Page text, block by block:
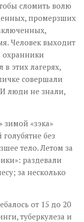
сломить волю
промерзших
Человек выходит
охранники
в этих лагерях,
совершали
люди не знали,
«зэка»
без
тело. Летом за
раздевали
за несколько
от 15 до 20
туберкулеза и